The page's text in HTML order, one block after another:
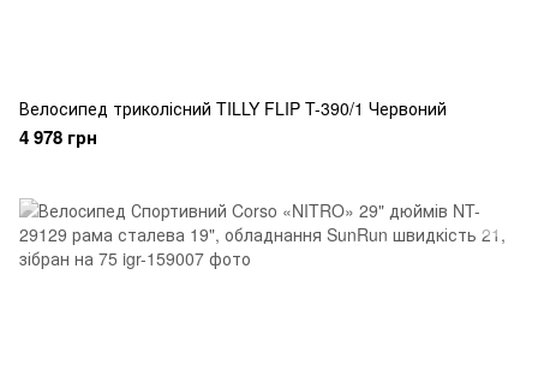
Велосипед триколісний TILLY FLIP T-390/1 Червоний
4 978 грн